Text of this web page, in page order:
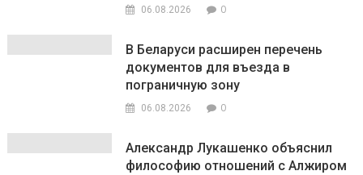
06.08.2026 0
В Беларуси расширен перечень
документов для въезда в
пограничную зону
06.08.2026 0
Александр Лукашенко объяснил
философию отношений с Алжиром